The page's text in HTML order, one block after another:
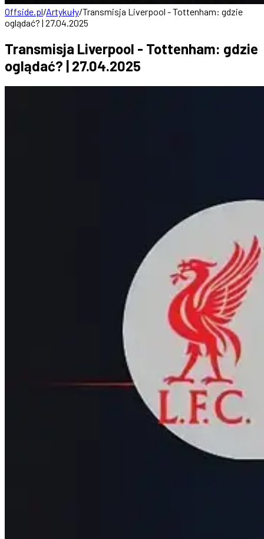
Offside.pl/Artykuły/Transmisja Liverpool - Tottenham: gdzie
oglądać? | 27.04.2025
Transmisja Liverpool - Tottenham: gdzie
oglądać? | 27.04.2025